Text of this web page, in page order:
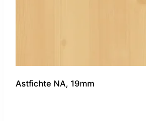
Astfichte NA, 19mm